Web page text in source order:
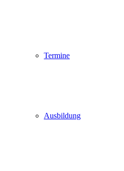
Termine
Ausbildung